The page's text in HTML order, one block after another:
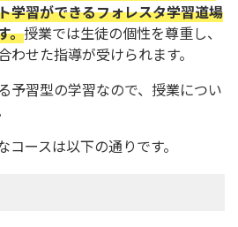
学習ができるフォレスタ学習道場
。授業では生徒の個性を尊重し、
せた指導が受けられます。
予習型の学習なので、授業につい
ースは以下の通りです。